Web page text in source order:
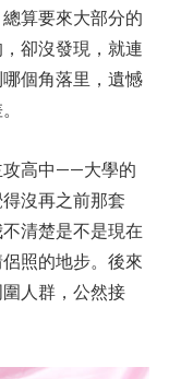
算要來大部分的
卻沒發現，就連
個角落里，遺憾
攻高中——大學的
沒再之前那套
清楚是不是現在
照的地步。後來
人群，公然接